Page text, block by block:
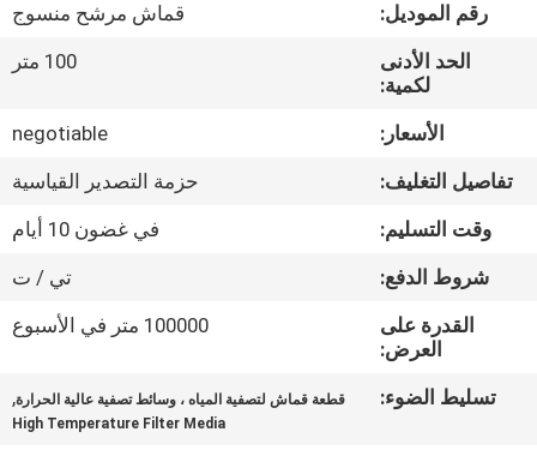
المعمل
مراقبة
الجودة
اتصل
اقتباس
رقم الموديل:
قماش مرشح منسوج
الحد الأدنى
لكمية:
100 متر
الأسعار:
negotiable
تفاصيل التغليف:
حزمة التصدير القياسية
وقت التسليم:
في غضون 10 أيام
شروط الدفع:
تي / ت
القدرة على
العرض:
100000 متر في الأسبوع
تسليط الضوء: قطعة قماش لتصفية المياه ، وسائط تصفية عالية الحرارة,
High Temperature Filter Media